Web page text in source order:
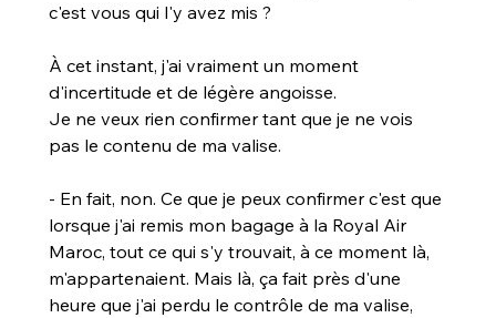
c'est vous qui l'y avez mis ?
À cet instant, j'ai vraiment un moment
d'incertitude et de légère angoisse.
Je ne veux rien confirmer tant que je ne vois
pas le contenu de ma valise.
- En fait, non. Ce que je peux confirmer c'est que
lorsque j'ai remis mon bagage à la Royal Air
Maroc, tout ce qui s'y trouvait, à ce moment là,
m'appartenaient. Mais là, ça fait près d'une
heure que j'ai perdu le contrôle de ma valise,